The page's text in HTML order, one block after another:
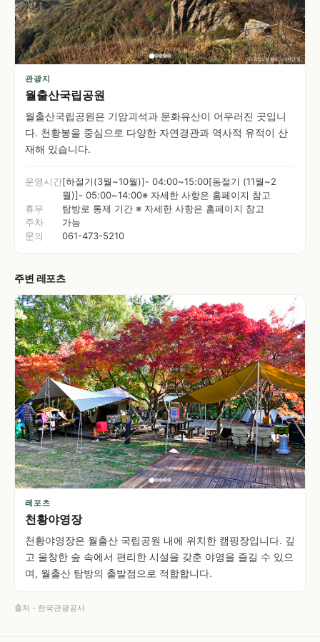
관광지
월출산국립공원
월출산국립공원은 기암괴석과 문화유산이 어우러진 곳입니
다. 천황봉을 중심으로 다양한 자연경관과 역사적 유적이 산
재해 있습니다.
운영시간[하절기(3월~10월)]- 04:00~15:00[동절기 (11월~2
월)]- 05:00~14:00※ 자세한 사항은 홈페이지 참고
휴무
탐방로 통제 기간 ※ 자세한 사항은 홈페이지 참고
주차
가능
문의
061-473-5210
주변 레포츠
레포츠
천황야영장
천황야영장은 월출산 국립공원 내에 위치한 캠핑장입니다. 깊
고 울창한 숲 속에서 편리한 시설을 갖춘 야영을 즐길 수 있으
며, 월출산 탐방의 출발점으로 적합합니다.
출처 - 한국관광공사